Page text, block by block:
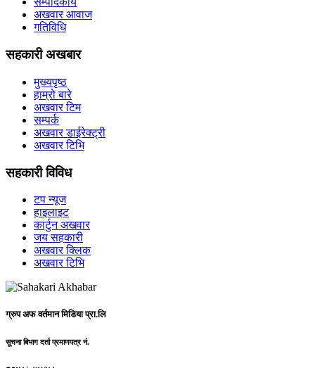
अखवार आवाज
गतिविधि
सहकारी अखबार
मुख्यपृष्ठ
हाम्रो बारे
अखवार टिम
सम्पर्क
अखवार डाईरेक्ट्री
अखवार टिभि
सहकारी विविध
टप न्यूज
हाइलाइट
कार्टुन अखवार
जय सहकारी
अखवार क्लिक
अखवार टिभि
ग्रुप अफ वर्तमान मिडिया प्रा.लि
सूचना बिभाग दर्ता प्रमाणपत्र नं.